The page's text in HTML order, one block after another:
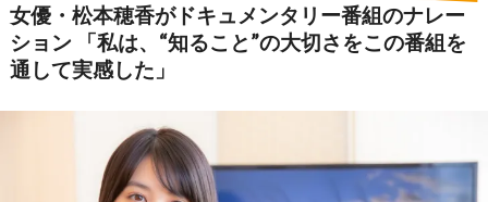
女優・松本穂香がドキュメンタリー番組のナレー
ション 「私は、“知ること”の大切さをこの番組を
通して実感した」